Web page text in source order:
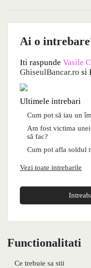
Ai o
Iti raspunde Vasile
GhiseulBancar.ro si
Ultimele intrebari
Cum pot să iau un
Am fost victima
să fac?
Cum pot afla soldul
Vezi toate intrebarile
Functionalitati
Ce trebuie sa stii